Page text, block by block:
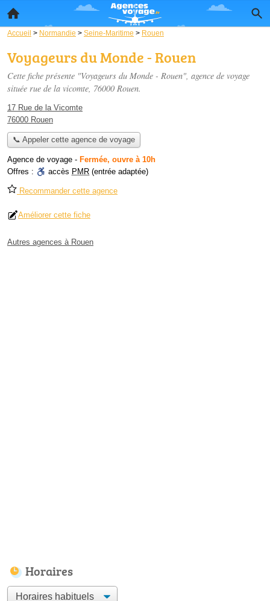
Accueil > Normandie > Seine-Maritime > Rouen
Voyageurs du Monde - Rouen
Cette fiche présente "Voyageurs du Monde - Rouen", agence de voyage
située rue de la vicomte, 76000 Rouen.
17 Rue de la Vicomte
76000 Rouen
📞 Appeler cette agence de voyage
Agence de voyage - Fermée, ouvre à 10h
Offres :
accès PMR (entrée adaptée)
Recommander cette agence
Améliorer cette fiche
Autres agences à Rouen
Horaires